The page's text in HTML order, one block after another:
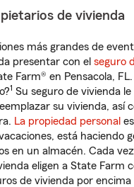
de vivienda
más grandes de
presentar con el seguro
Farm® en Pensacola,
1 Su seguro de vivienda
su vivienda, así
La propiedad personal
está haciendo
en un almacén. Cada
eligen a State Farm
de vivienda por